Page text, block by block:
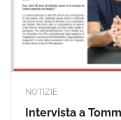
NOTIZIE
Intervista a